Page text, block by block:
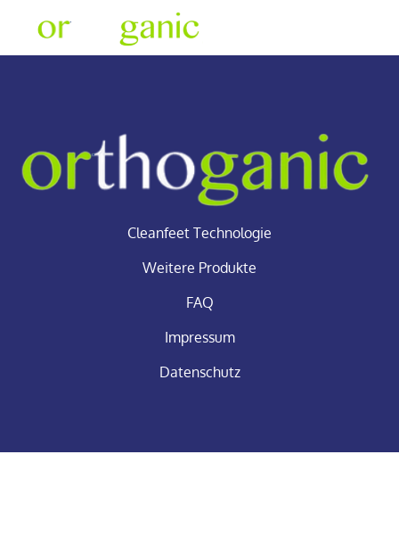
Cleanfeet Technologie
Weitere Produkte
FAQ
Impressum
Datenschutz